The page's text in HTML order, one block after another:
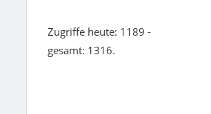
Zugriffe heute: 1189 -
gesamt: 1316.